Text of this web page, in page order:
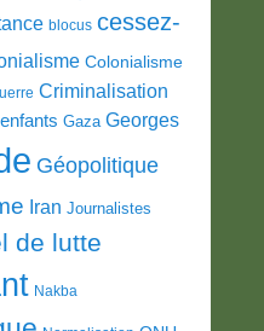
blocus cessez-
Colonialisme
Criminalisation
enfants Gaza Georges
Géopolitique
Iran Journalistes
de lutte
Nakba